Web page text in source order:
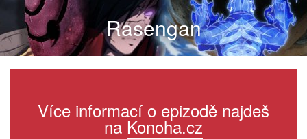
Rasengan
Více informací o epizodě najdeš
na Konoha.cz